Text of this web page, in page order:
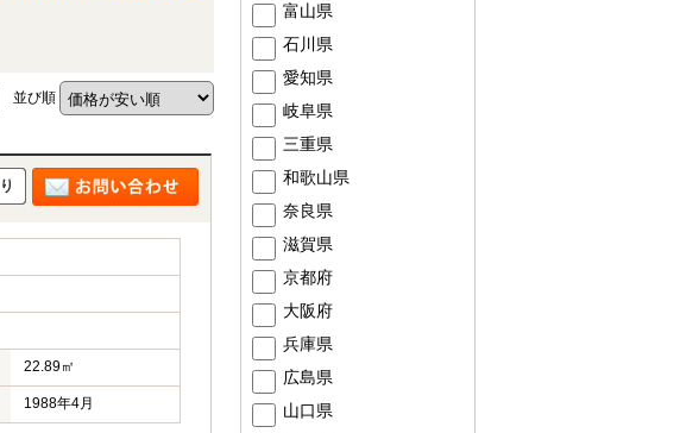
並び順
22.89㎡
1988年4月
富山県
石川県
愛知県
岐阜県
三重県
和歌山県
奈良県
滋賀県
京都府
大阪府
兵庫県
広島県
山口県